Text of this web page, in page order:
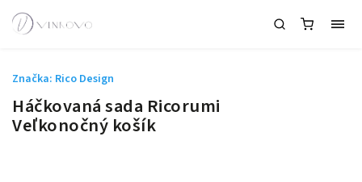
Háčkovaná sada Ricorumi
Veľkonočný košík
Značka: Rico Design